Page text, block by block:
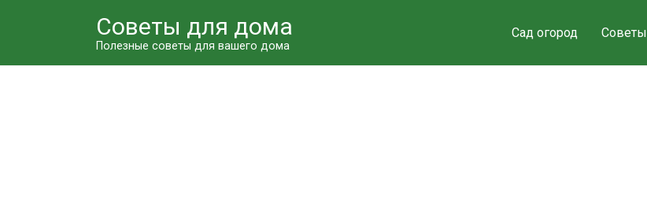
Советы для дома
Полезные советы для вашего дома
Сад огород Советы